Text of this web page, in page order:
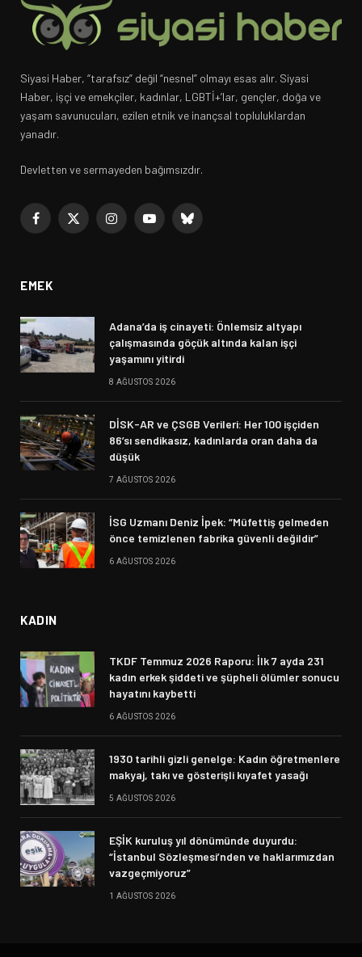
Siyasi Haber, “tarafsız” değil “nesnel” olmayı esas alır. Siyasi
Haber, işçi ve emekçiler, kadınlar, LGBTİ+’lar, gençler, doğa ve
yaşam savunucuları, ezilen etnik ve inançsal topluluklardan
yanadır.
Devletten ve sermayeden bağımsızdır.
Facebook
X
InstagramYouTubeBluesky
EMEK
Adana’da iş cinayeti: Önlemsiz altyapı
çalışmasında göçük altında kalan işçi
yaşamını yitirdi
8 AĞUSTOS 2026
DİSK-AR ve ÇSGB Verileri: Her 100 işçiden
86’sı sendikasız, kadınlarda oran daha da
düşük
7 AĞUSTOS 2026
İSG Uzmanı Deniz İpek: “Müfettiş gelmeden
önce temizlenen fabrika güvenli değildir”
6 AĞUSTOS 2026
KADIN
TKDF Temmuz 2026 Raporu: İlk 7 ayda 231
kadın erkek şiddeti ve şüpheli ölümler sonucu
hayatını kaybetti
6 AĞUSTOS 2026
1930 tarihli gizli genelge: Kadın öğretmenlere
makyaj, takı ve gösterişli kıyafet yasağı
5 AĞUSTOS 2026
EŞİK kuruluş yıl dönümünde duyurdu:
“İstanbul Sözleşmesi’nden ve haklarımızdan
vazgeçmiyoruz”
1 AĞUSTOS 2026